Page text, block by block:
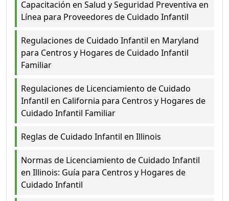
Capacitación en Salud y Seguridad Preventiva en
Línea para Proveedores de Cuidado Infantil
Regulaciones de Cuidado Infantil en Maryland
para Centros y Hogares de Cuidado Infantil
Familiar
Regulaciones de Licenciamiento de Cuidado
Infantil en California para Centros y Hogares de
Cuidado Infantil Familiar
Reglas de Cuidado Infantil en Illinois
Normas de Licenciamiento de Cuidado Infantil
en Illinois: Guía para Centros y Hogares de
Cuidado Infantil